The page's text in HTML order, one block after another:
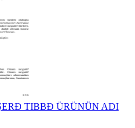
TIBBĐ ÜRÜNÜN ADI